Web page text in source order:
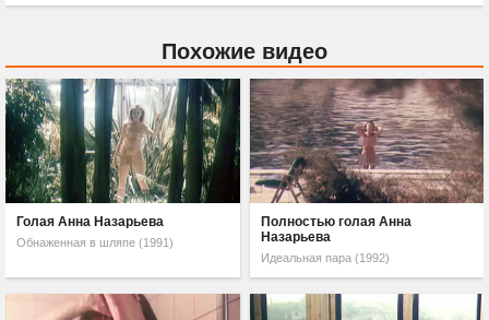
Похожие видео
Голая Анна Назарьева
Обнаженная в шляпе (1991)
Полностью голая Анна
Назарьева
Идеальная пара (1992)